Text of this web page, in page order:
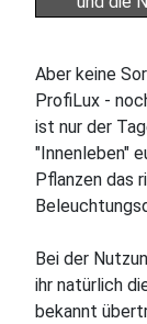
Aber keine
ProfiLux -
ist nur der
"Innenleben"
Pflanzen das
Bei der
ihr natürlich
bekannt